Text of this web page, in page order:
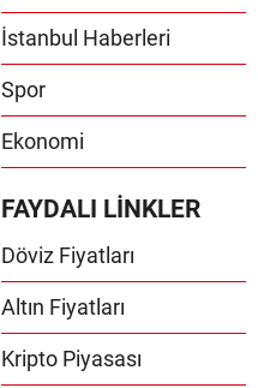
İstanbul Haberleri
Spor
Ekonomi
FAYDALI LİNKLER
Döviz Fiyatları
Altın Fiyatları
Kripto Piyasası